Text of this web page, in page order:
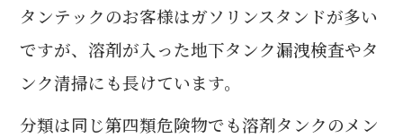
b
o
o
k
r
タンテックのお客様はガソリンスタンドが多い
ですが、溶剤が入った地下タンク漏洩検査やタ
ンク清掃にも長けています。
分類は同じ第四類危険物でも溶剤タンクのメン